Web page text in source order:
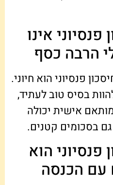
תכנון פנסיוני אינו
הרבה כסף
פנסיוני הוא חיוני.
בסיס טוב לעתיד,
אישית יכולה
גם בסכומים קטנים.
תכנון פנסיוני הוא
הכנסה